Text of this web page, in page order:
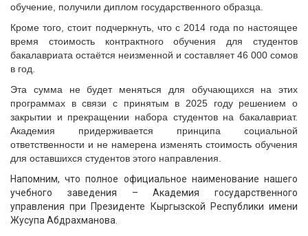
обучение, получили диплом государственного образца.
Кроме того, стоит подчеркнуть, что с 2014 года по настоящее
время стоимость контрактного обучения для студентов
бакалавриата остаётся неизменной и составляет 46 000 сомов
в год.
Эта сумма не будет меняться для обучающихся на этих
программах в связи с принятым в 2025 году решением о
закрытии и прекращении набора студентов на бакалавриат.
Академия придерживается принципа социальной
ответственности и не намерена изменять стоимость обучения
для оставшихся студентов этого направления.
Напомним, что полное официальное наименование нашего
учебного заведения – Академия государственного
управления при Президенте Кыргызской Республики имени
Жусупа Абдрахманова.